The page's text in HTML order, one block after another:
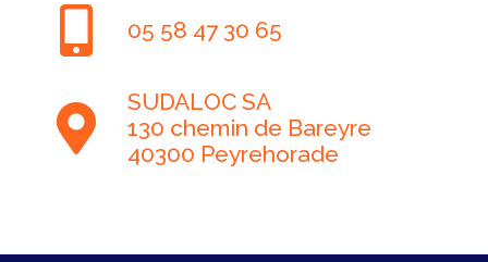
 05 58 47 30 65

SUDALOC SA
130 chemin de Bareyre
40300 Peyrehorade